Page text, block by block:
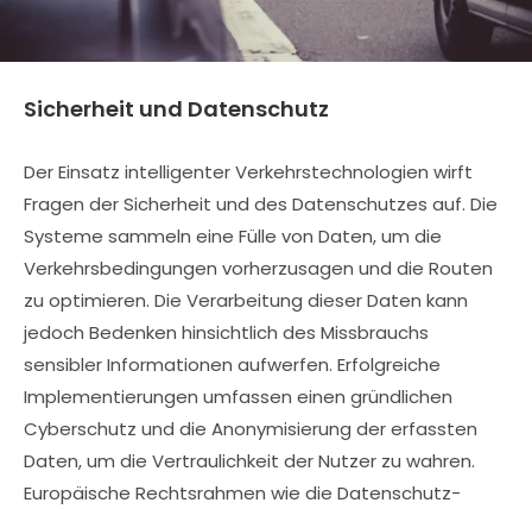
Sicherheit und Datenschutz
Der Einsatz intelligenter Verkehrstechnologien wirft
Fragen der Sicherheit und des Datenschutzes auf. Die
Systeme sammeln eine Fülle von Daten, um die
Verkehrsbedingungen vorherzusagen und die Routen
zu optimieren. Die Verarbeitung dieser Daten kann
jedoch Bedenken hinsichtlich des Missbrauchs
sensibler Informationen aufwerfen. Erfolgreiche
Implementierungen umfassen einen gründlichen
Cyberschutz und die Anonymisierung der erfassten
Daten, um die Vertraulichkeit der Nutzer zu wahren.
Europäische Rechtsrahmen wie die Datenschutz-